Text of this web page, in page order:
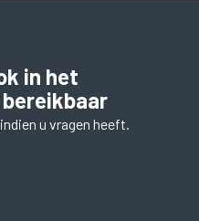
in het
u vragen heeft.